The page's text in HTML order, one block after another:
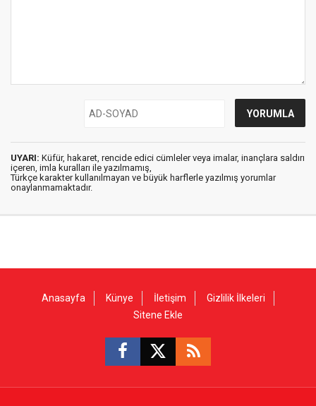
UYARI: Küfür, hakaret, rencide edici cümleler veya imalar, inançlara saldırı
içeren, imla kuralları ile yazılmamış,
Türkçe karakter kullanılmayan ve büyük harflerle yazılmış yorumlar
onaylanmamaktadır.
Anasayfa Künye İletişim
Gizlilik İlkeleri
Sitene Ekle